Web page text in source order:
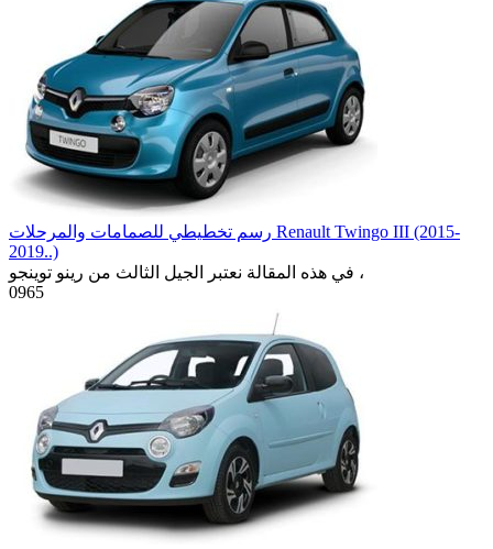
رسم تخطيطي للصمامات والمرحلات Renault Twingo III (2015-
2019..)
في هذه المقالة نعتبر الجيل الثالث من رينو توينجو ،
0965